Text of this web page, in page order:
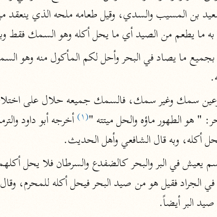
التسهيل لعلوم التنزيل
ابن جُزَيّ (٧٤١ هـ)
نحو ٣ مجلدات
موسوعات
روح المعاني
الآلوسي (١٢٧٠ هـ)
نحو ٢٨ مجلدًا
مفاتيح الغيب
فخر الدين الرازي (٦٠٦ هـ)
به ما يطعم من الصيد أي ما يحل أكله وهو السمك فقط
" هو الطهور ماؤه والحل ميتته "(١)
وبه قال الشافعي وأهل الحديث.
البر أيضاً.